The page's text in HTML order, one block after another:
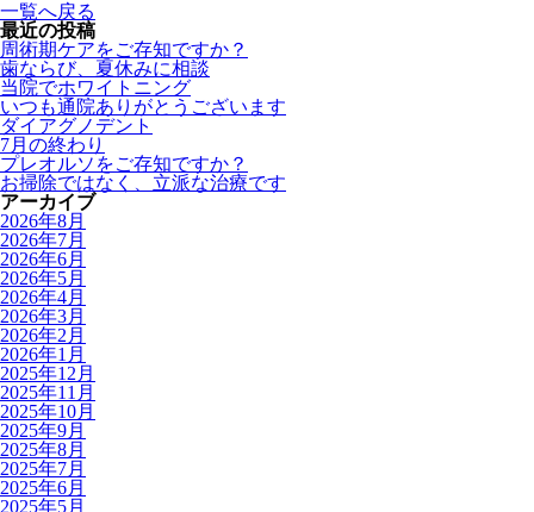
一覧へ戻る
最近の投稿
周術期ケアをご存知ですか？
歯ならび、夏休みに相談
当院でホワイトニング
いつも通院ありがとうございます
ダイアグノデント
7月の終わり
プレオルソをご存知ですか？
お掃除ではなく、立派な治療です
アーカイブ
2026年8月
2026年7月
2026年6月
2026年5月
2026年4月
2026年3月
2026年2月
2026年1月
2025年12月
2025年11月
2025年10月
2025年9月
2025年8月
2025年7月
2025年6月
2025年5月